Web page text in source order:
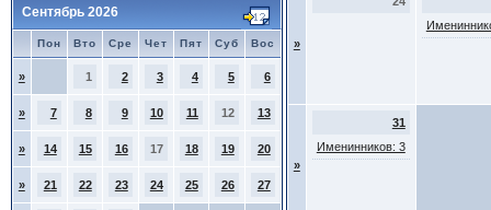
Сентябрь 2026
Пон Вто Сре Чет Пят Суб Вос
» 1 2 3 4 5 6
» 7 8 9 10 11 12 13
» 14 15 16 17 18 19 20
» 21 22 23 24 25 26 27
»
»
31
Именинников: 3